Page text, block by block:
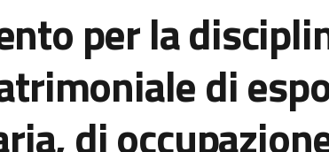
per la
di
di